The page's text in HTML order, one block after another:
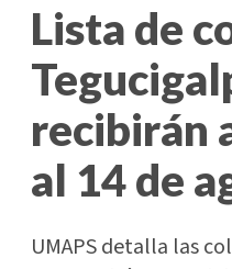
Lista de
recibirán
al 14 de
UMAPS detalla las